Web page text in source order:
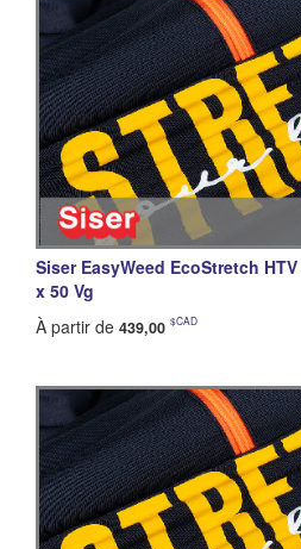
Siser EasyWeed EcoStretch
x 50 Vg
À partir de 439,00 $CAD